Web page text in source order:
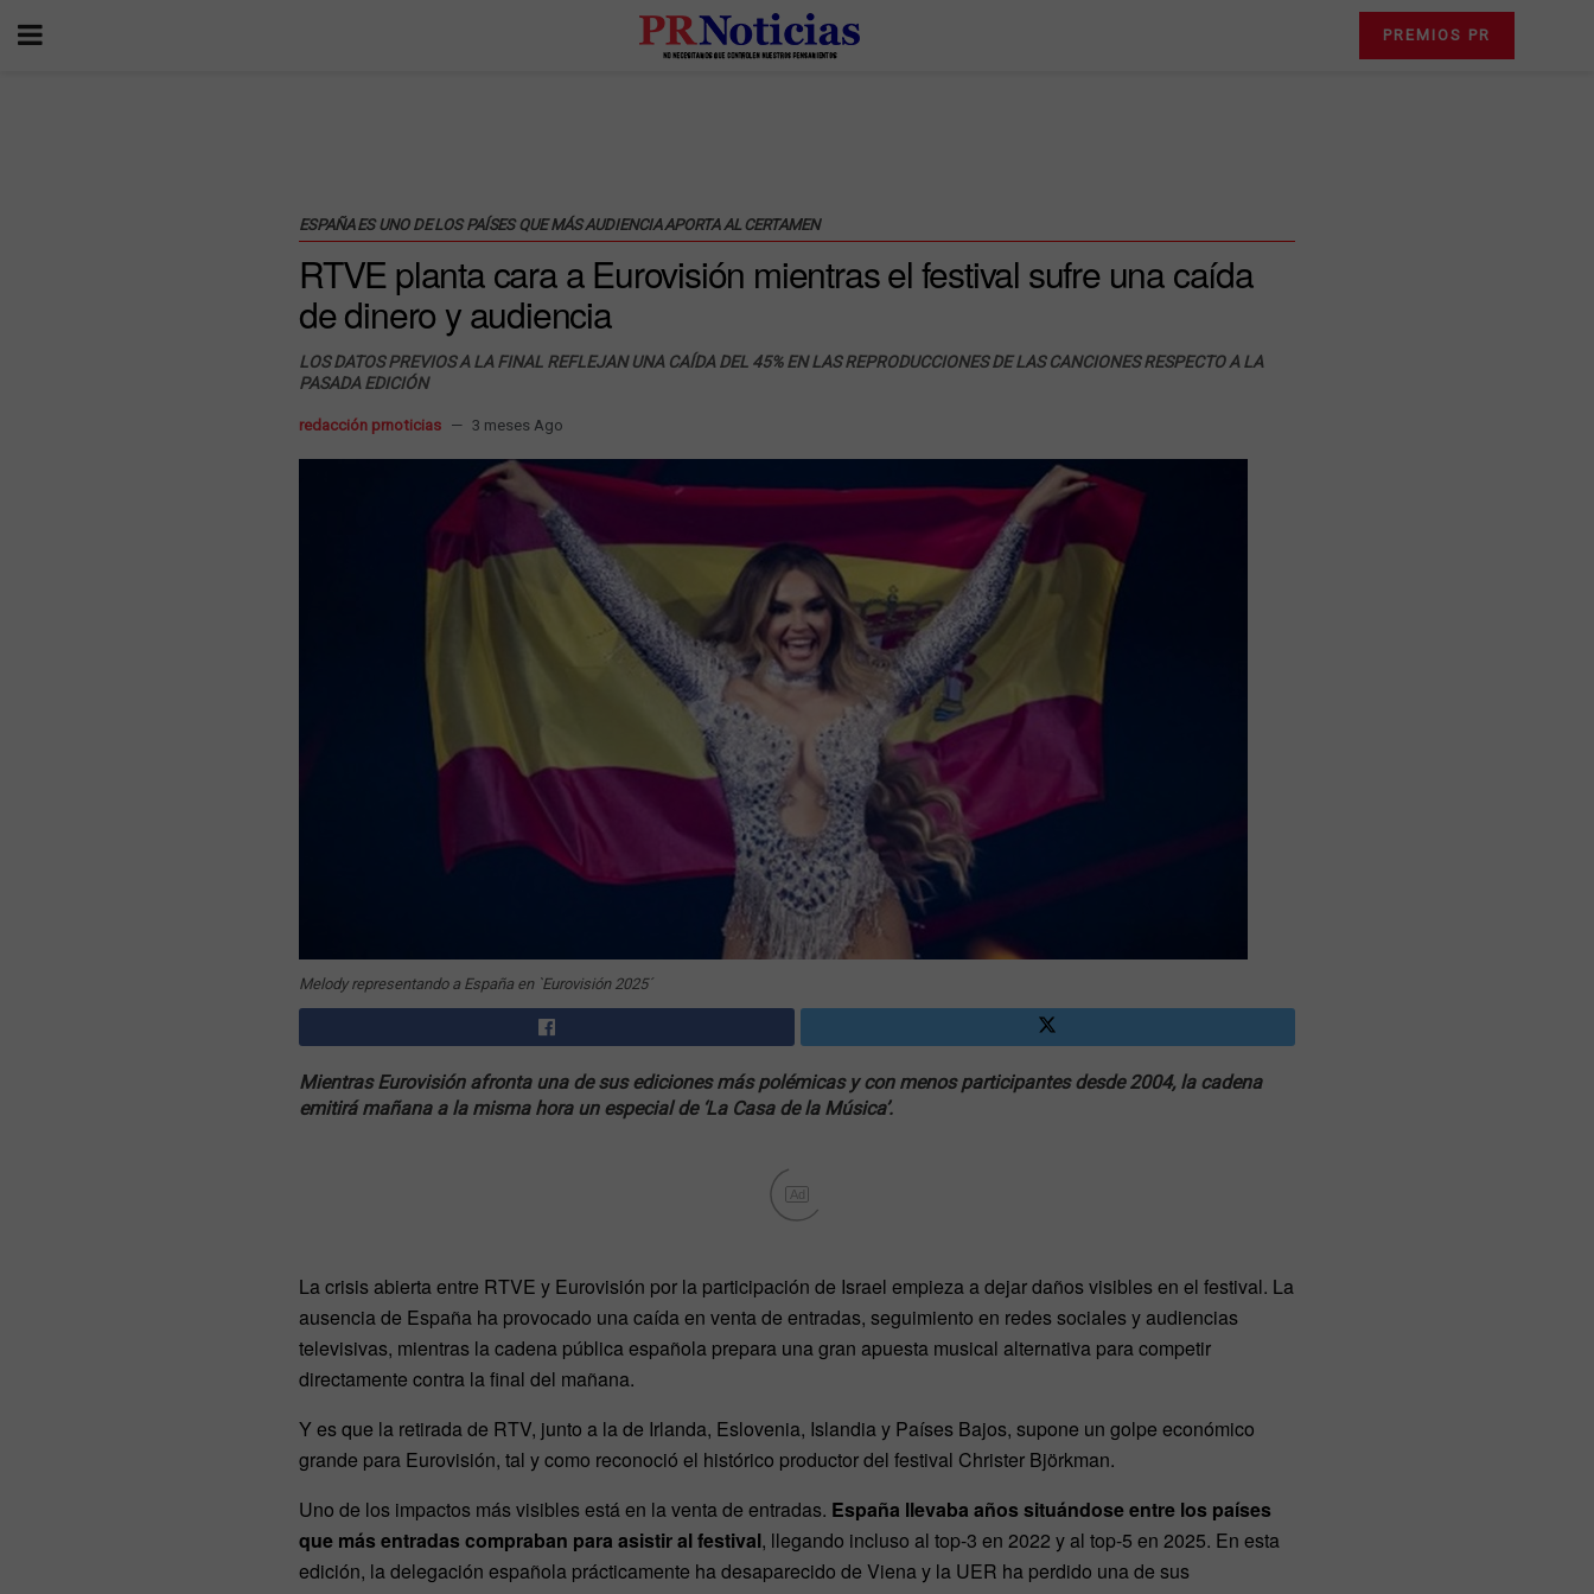
PREMIOS PR
ESPAÑA ES UNO DE LOS PAÍSES QUE MÁS AUDIENCIA APORTA AL CERTAMEN
RTVE planta cara a Eurovisión mientras el festival sufre una caída
de dinero y audiencia
LOS DATOS PREVIOS A LA FINAL REFLEJAN UNA CAÍDA DEL 45% EN LAS REPRODUCCIONES DE LAS CANCIONES RESPECTO A LA
PASADA EDICIÓN
redacción prnoticias 3 meses Ago
Melody representando a España en `Eurovisión 2025´
Mientras Eurovisión afronta una de sus ediciones más polémicas y con menos participantes desde 2004, la cadena
emitirá mañana a la misma hora un especial de ‘La Casa de la Música’.
Ad
La crisis abierta entre RTVE y Eurovisión por la participación de Israel empieza a dejar daños visibles en el festival. La
ausencia de España ha provocado una caída en venta de entradas, seguimiento en redes sociales y audiencias
televisivas, mientras la cadena pública española prepara una gran apuesta musical alternativa para competir
directamente contra la final del mañana.
Y es que la retirada de RTV, junto a la de Irlanda, Eslovenia, Islandia y Países Bajos, supone un golpe económico
grande para Eurovisión, tal y como reconoció el histórico productor del festival Christer Björkman.
Uno de los impactos más visibles está en la venta de entradas. España llevaba años situándose entre los países
que más entradas compraban para asistir al festival, llegando incluso al top-3 en 2022 y al top-5 en 2025. En esta
edición, la delegación española prácticamente ha desaparecido de Viena y la UER ha perdido una de sus